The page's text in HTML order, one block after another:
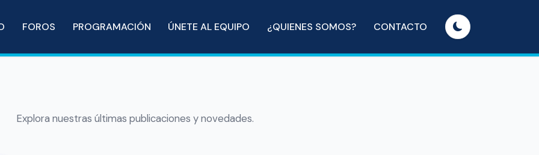
FOROS PROGRAMACIÓN ÚNETE AL EQUIPO ¿QUIENES SOMOS? CONTACTO
Explora nuestras últimas publicaciones y novedades.